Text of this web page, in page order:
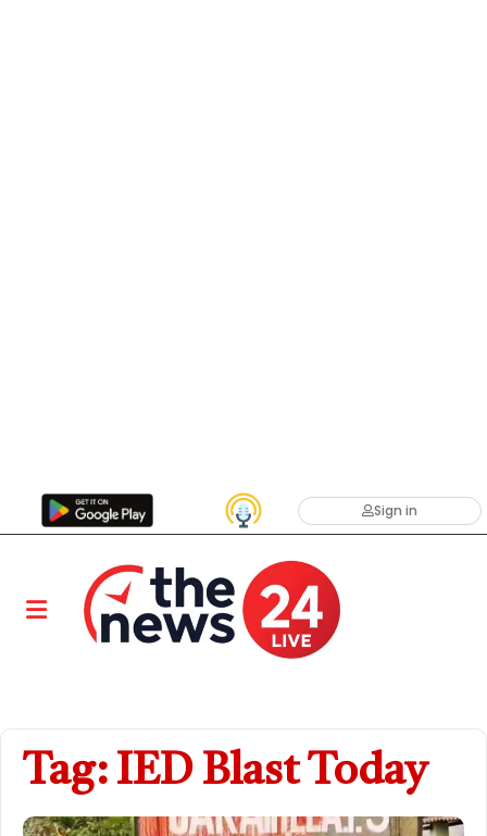
Sign in
Tag: IED Blast Today